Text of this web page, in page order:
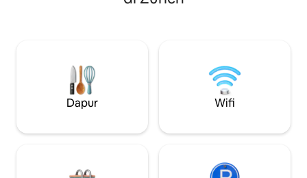
Harap beri tahu saya, saya akan
pusat perbelanjaan dengan pusat
kebugaran (Sauna Steam). Parkir di
dalam gedung bisa disewa. Tanyakan
kepada kami bahwa kami akan
berkualitas tinggi,
kenyamanan,
kehidupan
rumah
Dapur Wifi